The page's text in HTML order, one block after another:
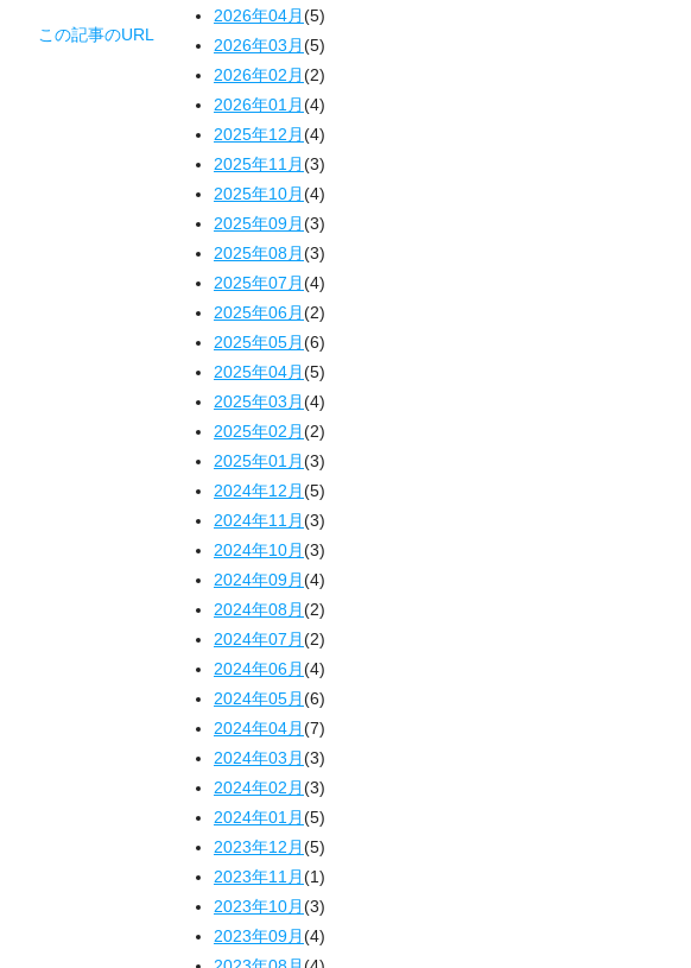
この記事のURL
2026年04月(5)
2026年03月(5)
2026年02月(2)
2026年01月(4)
2025年12月(4)
2025年11月(3)
2025年10月(4)
2025年09月(3)
2025年08月(3)
2025年07月(4)
2025年06月(2)
2025年05月(6)
2025年04月(5)
2025年03月(4)
2025年02月(2)
2025年01月(3)
2024年12月(5)
2024年11月(3)
2024年10月(3)
2024年09月(4)
2024年08月(2)
2024年07月(2)
2024年06月(4)
2024年05月(6)
2024年04月(7)
2024年03月(3)
2024年02月(3)
2024年01月(5)
2023年12月(5)
2023年11月(1)
2023年10月(3)
2023年09月(4)